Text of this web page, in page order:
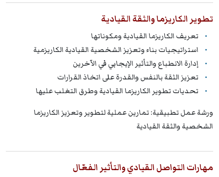
تطوير الكاريزما والثقة القيادية
تعريف الكاريزما القيادية ومكوناتها
استراتيجيات بناء وتعزيز الشخصية القيادية الكاريزمية
إدارة الانطباع والتأثير الإيجابي في الآخرين
تعزيز الثقة بالنفس والقدرة على اتخاذ القرارات
تحديات تطوير الكاريزما القيادية وطرق التغلب عليها
ورشة عمل تطبيقية: تمارين عملية لتطوير وتعزيز الكاريزما
الشخصية والثقة القيادية
مهارات التواصل القيادي والتأثير الفعّال